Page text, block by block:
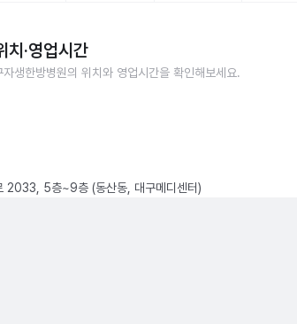
치·영업시간
자생한방병원의 위치와 영업시간을 확인해보세요.
2033, 5층~9층 (동산동, 대구메디센터)